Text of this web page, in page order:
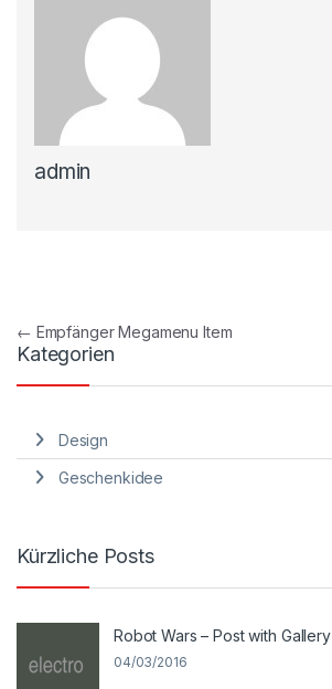
admin
Beitragsnavigation
← Empfänger Megamenu Item
Kategorien
Design
Geschenkidee
Kürzliche Posts
Robot Wars – Post with Gallery
04/03/2016